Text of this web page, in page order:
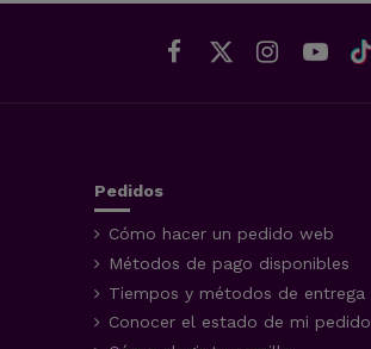
Pedidos
Cómo hacer un pedido web
Métodos de pago disponibles
Tiempos y métodos de entrega
Conocer el estado de mi pedido